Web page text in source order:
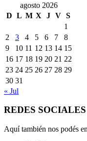
agosto 2026
D L M X J V S
1
2
3 4 5 6 7
8
9
10 11 12 13 14 15
16 17 18 19 20 21 22
23 24 25 26 27 28 29
30 31
« Jul
REDES SOCIALES
Aquí también nos podés